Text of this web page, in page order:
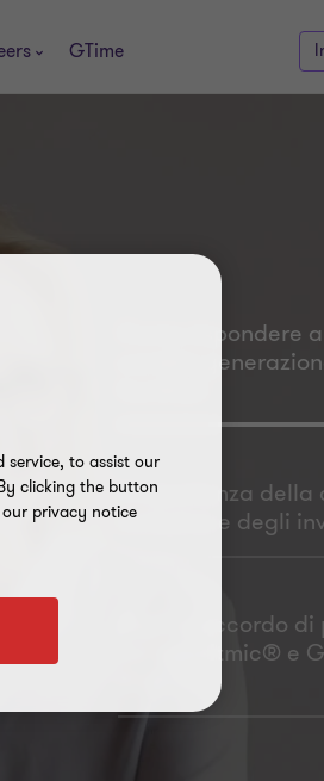
GTime
Come rispondere
cambio
L’importanza della
inclusiva e degli
Siglato accordo
tra Algoritmic® e
service, to assist our
clicking the button
privacy notice